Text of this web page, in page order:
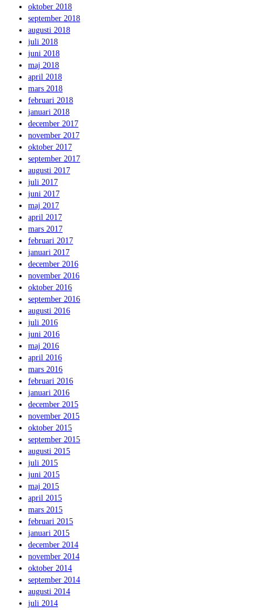
oktober 2018
september 2018
augusti 2018
juli 2018
juni 2018
maj 2018
april 2018
mars 2018
februari 2018
januari 2018
december 2017
november 2017
oktober 2017
september 2017
augusti 2017
juli 2017
juni 2017
maj 2017
april 2017
mars 2017
februari 2017
januari 2017
december 2016
november 2016
oktober 2016
september 2016
augusti 2016
juli 2016
juni 2016
maj 2016
april 2016
mars 2016
februari 2016
januari 2016
december 2015
november 2015
oktober 2015
september 2015
augusti 2015
juli 2015
juni 2015
maj 2015
april 2015
mars 2015
februari 2015
januari 2015
december 2014
november 2014
oktober 2014
september 2014
augusti 2014
juli 2014